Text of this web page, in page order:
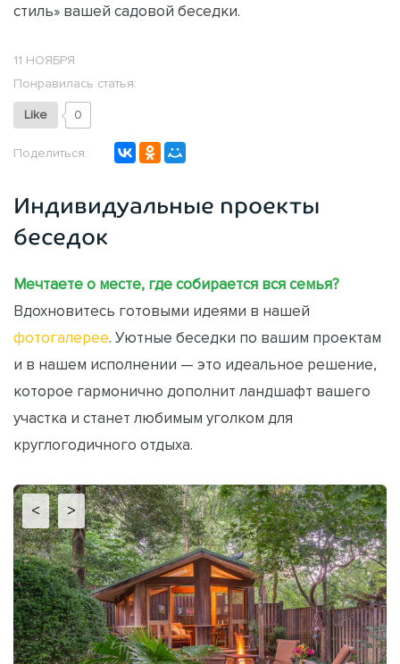
стиль» вашей садовой беседки.
11 НОЯБРЯ
Понравилась статья:
Like 0
Поделиться:
Индивидуальные проекты
беседок
Мечтаете о месте, где собирается вся семья?
Вдохновитесь готовыми идеями в нашей
фотогалерее. Уютные беседки по вашим проектам
и в нашем исполнении — это идеальное решение,
которое гармонично дополнит ландшафт вашего
участка и станет любимым уголком для
круглогодичного отдыха.
< >